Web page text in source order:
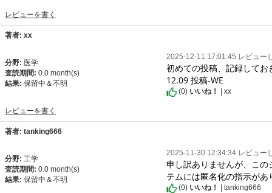
レビューを書く
著者: xx
分野: 医学
査読期間: 0.0 month(s)
結果: 保留中＆不明
レビューを書く
2025-12-11 17:01:45 レビュー
初めての投稿、記録してお
12.09 投稿-WE
(0) いいね！ | xx
著者: tanking666
分野: 工学
査読期間: 0.0 month(s)
結果: 保留中＆不明
2025-11-30 12:34:34 レビュー
申し訳ありませんが、こ
テムには匿名化の指示があ
(0) いいね！ | tanking666